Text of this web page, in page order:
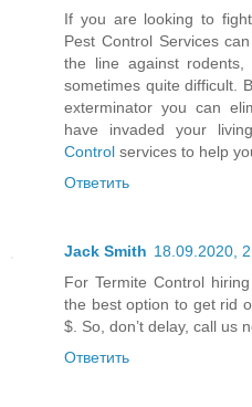
If you are looking to
Pest Control Services
the line against
sometimes quite difficult.
exterminator you can
have invaded your
Control services to help
Ответить
Jack Smith 18.09.2020,
For Termite Control hiring
the best option to get rid
$. So, don’t delay, call us
Ответить